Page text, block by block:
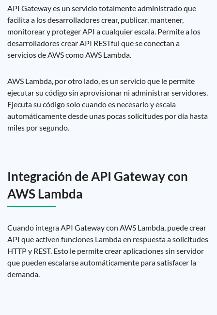
API Gateway es un servicio totalmente administrado que
facilita a los desarrolladores crear, publicar, mantener,
monitorear y proteger API a cualquier escala. Permite a los
desarrolladores crear API RESTful que se conectan a
servicios de AWS como AWS Lambda.
AWS Lambda, por otro lado, es un servicio que le permite
ejecutar su código sin aprovisionar ni administrar servidores.
Ejecuta su código solo cuando es necesario y escala
automáticamente desde unas pocas solicitudes por día hasta
miles por segundo.
Integración de API Gateway con
AWS Lambda
Cuando integra API Gateway con AWS Lambda, puede crear
API que activen funciones Lambda en respuesta a solicitudes
HTTP y REST. Esto le permite crear aplicaciones sin servidor
que pueden escalarse automáticamente para satisfacer la
demanda.